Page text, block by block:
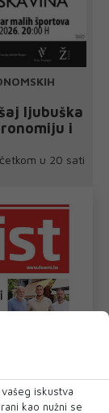
ljubuška
i
u 20 sati
iskustva
kao nužni se